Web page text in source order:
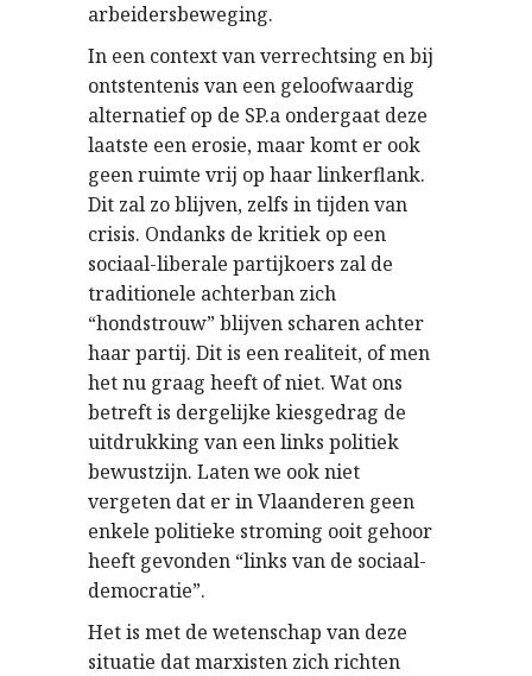
arbeidersbeweging.
In een context van verrechtsing en bij
ontstentenis van een geloofwaardig
alternatief op de SP.a ondergaat deze
laatste een erosie, maar komt er ook
geen ruimte vrij op haar linkerflank.
Dit zal zo blijven, zelfs in tijden van
crisis. Ondanks de kritiek op een
sociaal-liberale partijkoers zal de
traditionele achterban zich
“hondstrouw” blijven scharen achter
haar partij. Dit is een realiteit, of men
het nu graag heeft of niet. Wat ons
betreft is dergelijke kiesgedrag de
uitdrukking van een links politiek
bewustzijn. Laten we ook niet
vergeten dat er in Vlaanderen geen
enkele politieke stroming ooit gehoor
heeft gevonden “links van de sociaal-
democratie”.
Het is met de wetenschap van deze
situatie dat marxisten zich richten